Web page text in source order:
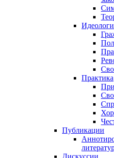
Практика
Публикации
Дискуссии